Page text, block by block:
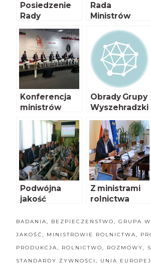
Posiedzenie
Rady
Ministrów
rolnictwa UE
Rada
Ministrów
AGRIFISH w
Luksemburgu
Konferencja
ministrów
rolnictwa
państw grupy
wyszehradzki
ej
Obrady Grupy
Wyszehradzki
ej
Podwójna
jakość
spożywczych
– Spotkanie
Wyszehradzki
ej
Z ministrami
rolnictwa
V4 o reformie
WPR
BADANIA, BEZPIECZEŃSTWO,GRUPA
JAKOŚĆ, MINISTROWIE ROLNICTWA,
PRODUKCJA, ROLNICTWO, ROZMOWY,
STANDARDY ŻYWNOŚCI, UNIA